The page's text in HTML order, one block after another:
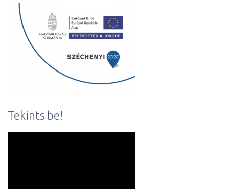
Tekints be!